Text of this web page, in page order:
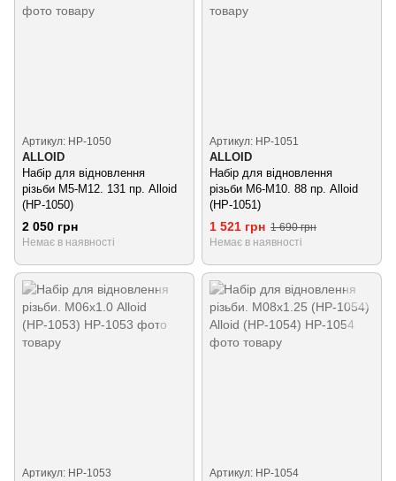
Артикул: НР-1050
ALLOID
Набір для відновлення
різьби M5-M12. 131 пр. Alloid
(НР-1050)
2 050 грн
Немає в наявності
Артикул: НР-1051
ALLOID
Набір для відновлення
різьби M6-M10. 88 пр. Alloid
(НР-1051)
1 521 грн 1 690 грн
Немає в наявності
Артикул: НР-1053 Артикул: НР-1054